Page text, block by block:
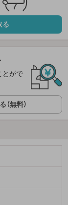
る
とがで
無料）